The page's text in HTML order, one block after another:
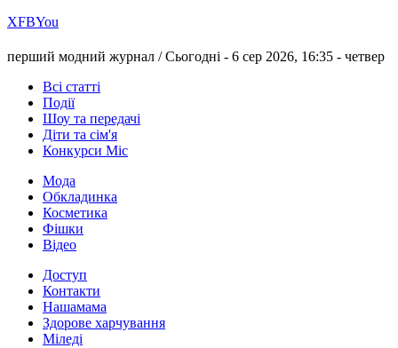
ХFBYou
перший модний журнал /Сьогодні - 6 сер 2026, 16:35 - четвер
Всі статті
Події
Шоу та передачі
Діти та сім'я
Конкурси Міс
Мода
Обкладинка
Косметика
Фішки
Відео
Доступ
Контакти
Нашамама
Здорове харчування
Міледі